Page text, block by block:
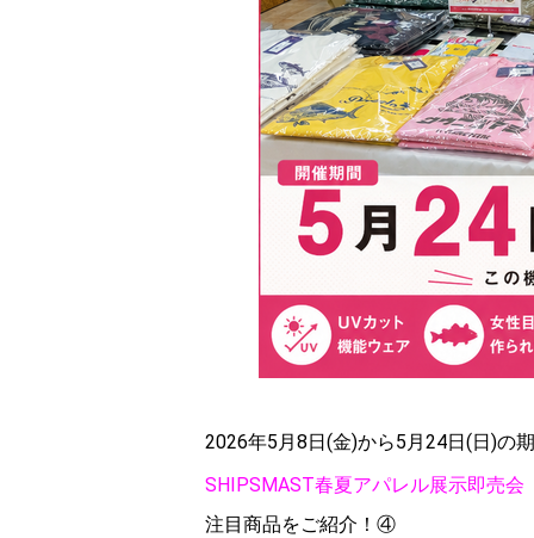
2026年5月8日(金)から5月24日(日)の
SHIPSMAST春夏アパレル展示即売会
注目商品をご紹介！④